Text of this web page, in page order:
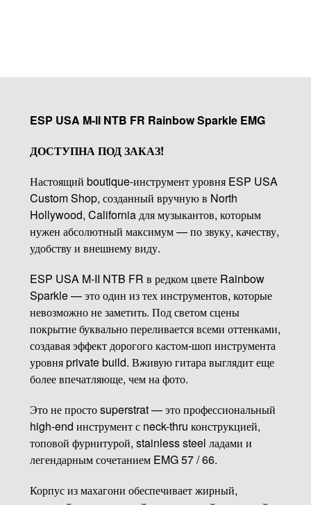
ESP USA M-II NTB FR Rainbow Sparkle EMG
ДОСТУПНА ПОД ЗАКАЗ!
Настоящий boutique-инструмент уровня ESP USA
Custom Shop, созданный вручную в North
Hollywood, California для музыкантов, которым
нужен абсолютный максимум — по звуку, качеству,
удобству и внешнему виду.
ESP USA M-II NTB FR в редком цвете Rainbow
Sparkle — это один из тех инструментов, которые
невозможно не заметить. Под светом сцены
покрытие буквально переливается всеми оттенками,
создавая эффект дорогого кастом-шоп инструмента
уровня private build. Вживую гитара выглядит еще
более впечатляюще, чем на фото.
Это не просто superstrat — это профессиональный
high-end инструмент с neck-thru конструкцией,
топовой фурнитурой, stainless steel ладами и
легендарным сочетанием EMG 57 / 66.
Корпус из махагони обеспечивает жирный,